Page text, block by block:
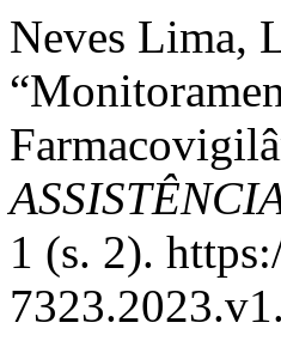
Neves Lima,
1 (s. 2).